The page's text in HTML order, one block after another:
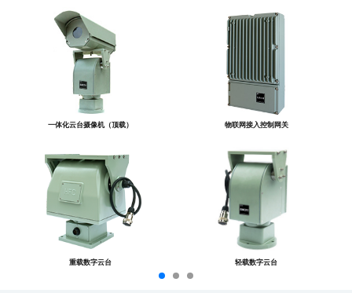
一体化云台摄像机（顶载） 物联网接入控制网关
重载数字云台 轻载数字云台